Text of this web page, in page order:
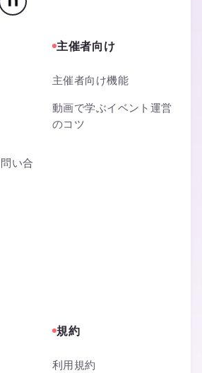
い合
主催者向け
主催者向け機能
動画で学ぶイベント運営
のコツ
規約
利用規約